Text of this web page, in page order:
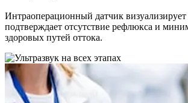
Интраоперационный датчик визуализирует
подтверждает отсутствие рефлюкса и
здоровых путей оттока.